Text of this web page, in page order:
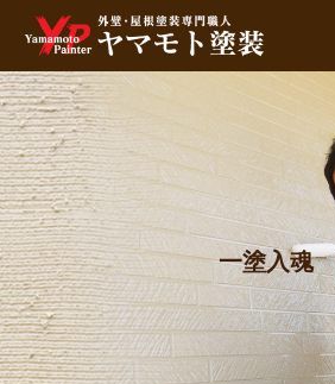
一塗入魂